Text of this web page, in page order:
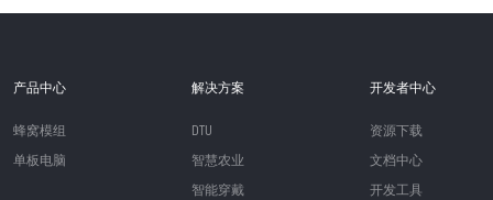
产品中心
蜂窝模组
单板电脑
解决方案
DTU
智慧农业
智能穿戴
开发者中心
资源下载
文档中心
开发工具